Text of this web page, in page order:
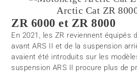
Arctic Cat ZR
ZR 6000 et ZR 8000
En 2021, les ZR reviennent équipés
avant ARS II et de la suspension
avaient été introduits sur les
suspension ARS II procure plus de